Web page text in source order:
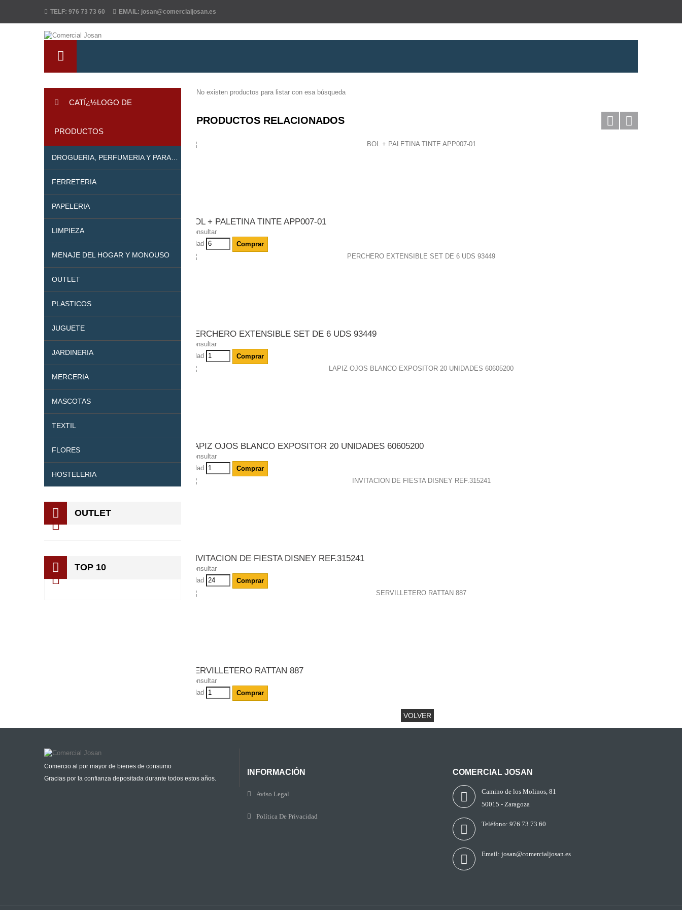
TELF: 976 73 73 60 EMAIL: josan@comercialjosan.es
CATÏ¿½LOGO DE
PRODUCTOS
FERRETERIA
PAPELERIA
LIMPIEZA
MENAJE DEL HOGAR Y MONOUSO
OUTLET
PLASTICOS
JUGUETE
JARDINERIA
MERCERIA
MASCOTAS
TEXTIL
FLORES
HOSTELERIA
OUTLET
TOP 10
No existen productos para listar con esa búsqueda
PRODUCTOS RELACIONADOS
BOL + PALETINA TINTE APP007-01
Consultar
Udad
Comprar
PERCHERO EXTENSIBLE SET DE 6 UDS 93449
Consultar
Udad
Comprar
LAPIZ OJOS BLANCO EXPOSITOR 20 UNIDADES 60605200
Consultar
Udad
Comprar
INVITACION DE FIESTA DISNEY REF.315241
Consultar
Udad
Comprar
SERVILLETERO RATTAN 887
Consultar
Udad
Comprar
VOLVER
Comercio al por mayor de bienes de consumo
Gracias por la confianza depositada durante todos estos años.
INFORMACIÓN
Aviso Legal
Política De Privacidad
COMERCIAL JOSAN
Camino de los Molinos, 81
50015 - Zaragoza
Teléfono: 976 73 73 60
Email: josan@comercialjosan.es